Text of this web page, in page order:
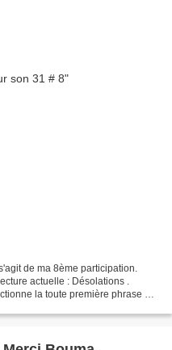
de ma 8ème participation.
actuelle : Désolations .
la toute première phrase de